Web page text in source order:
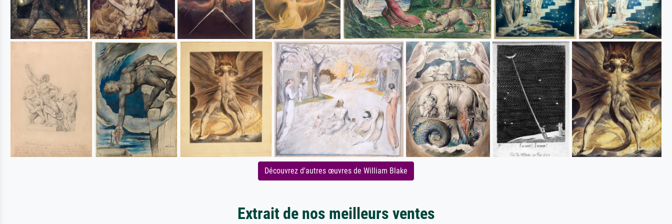
Découvrez d'autres œuvres de William Blake
Extrait de nos meilleurs ventes